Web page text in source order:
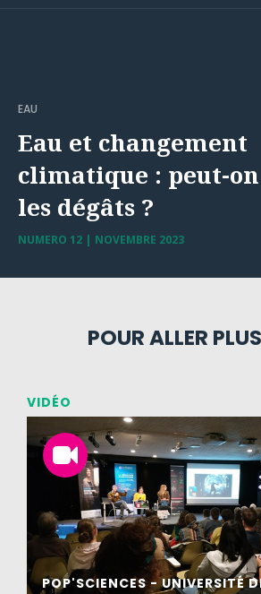
EAU
Eau et changement
climatique : peut-
les dégâts ?
NUMERO 12 | NOVEMBRE 2023
POUR ALLER
VIDÉO
POP'SCIENCES - UNIVERSITÉ